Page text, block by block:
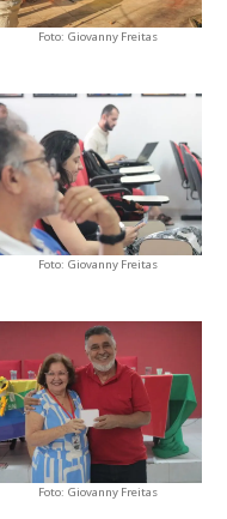
Foto: Giovanny Freitas
Foto: Giovanny Freitas
Foto: Giovanny Freitas